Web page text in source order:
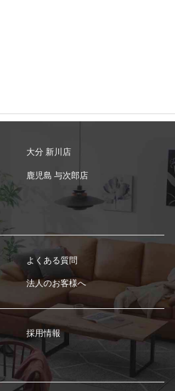
大分 新川店
鹿児島 与次郎店
よくある質問
法人のお客様へ
採用情報